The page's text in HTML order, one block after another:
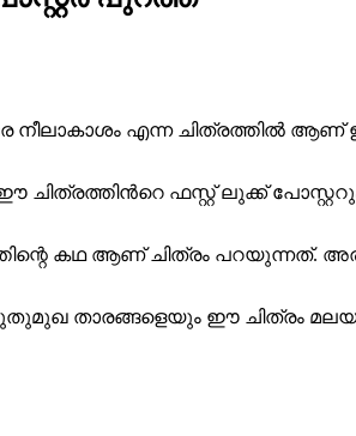
നീലാകാശം എന്ന ചിത്രത്തിൽ ആണ്
ഫസ്റ്റ് ലുക്ക് പോസ്റ്ററും
കഥ ആണ് ചിത്രം പറയുന്നത്.
താരങ്ങളെയും ഈ ചിത്രം